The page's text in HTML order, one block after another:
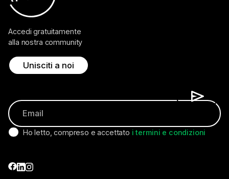
Accedi gratuitamente
alla nostra community
Unisciti a noi
Ho letto, compreso e accettato i termini e condizioni